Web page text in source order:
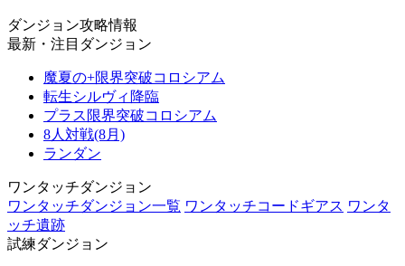
ダンジョン攻略情報
最新・注目ダンジョン
魔夏の+限界突破コロシアム
転生シルヴィ降臨
プラス限界突破コロシアム
8人対戦(8月)
ランダン
ワンタッチダンジョン
ワンタッチダンジョン一覧 ワンタッチコードギアス ワンタ
ッチ遺跡
試練ダンジョン